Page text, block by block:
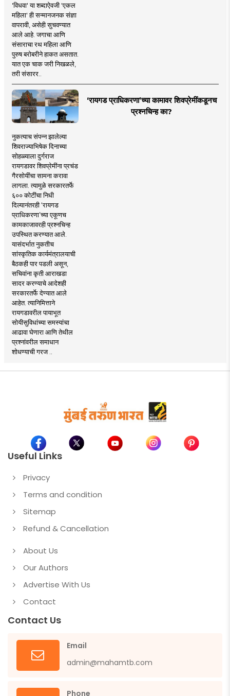
'विधवा' या शब्दाऐवजी 'एकल
महिला' ही सन्मानजनक संज्ञा
वापरावी, असेही सुचवण्यात
आले आहे. जगाचा आणि
संसाराचा रथ महिला आणि
पुरुष बरोबरीने हाकत असतात.
यात एक चाक जरी निखळले,
तरी संसारर..
‘रायगड प्राधिकरणा’च्या कामावर शिवप्रेमींकडूनच
प्रश्नचिन्ह का?
नुकत्याच संपन्न झालेल्या
शिवराज्याभिषेक दिनाच्या
सोहळ्याला दुर्गराज
रायगडावर शिवप्रेमींना प्रचंड
गैरसोयींचा सामना करावा
लागला. त्यामुळे सरकारतर्फे
६०० कोटींचा निधी
दिल्यानंतरही ‘रायगड
प्राधिकरणा’च्या एकूणच
कामकाजावरही प्रश्नचिन्ह
उपस्थित करण्यात आले.
यासंदर्भात नुकतीच
सांस्कृतिक कार्यमंत्रालयाची
बैठकही पार पडली असून,
सचिवांना कृती आराखडा
सादर करण्याचे आदेशही
सरकारतर्फे देण्यात आले
आहेत. त्यानिमित्ताने
रायगडावरील पायाभूत
सोयीसुविधांच्या समस्यांचा
आढावा घेणारा आणि तेथील
प्रश्नांवरील समाधान
शोधण्याची गरज ..
Useful Links
Privacy
Terms and condition
Sitemap
Refund & Cancellation
About Us
Our Authors
Advertise With Us
Contact
Contact Us
Email
admin@mahamtb.com
Phone